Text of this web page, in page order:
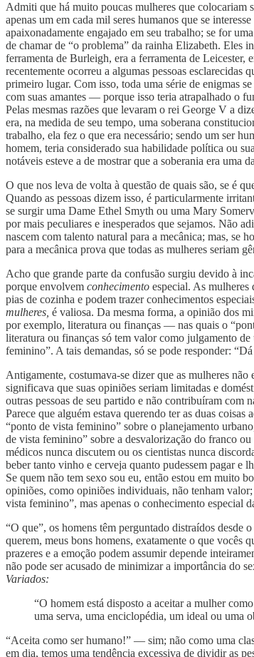
Admiti que há muito poucas mulheres que colocariam
apenas um em cada mil seres humanos que se
apaixonadamente engajado em seu trabalho; se for
de chamar de “o problema” da rainha Elizabeth. Eles
ferramenta de Burleigh, era a ferramenta de Leicester,
recentemente ocorreu a algumas pessoas esclarecidas
primeiro lugar. Com isso, toda uma série de enigmas
com suas amantes — porque isso teria atrapalhado o
Pelas mesmas razões que levaram o rei George V a
era, na medida de seu tempo, uma soberana
trabalho, ela fez o que era necessário; sendo um ser
homem, teria considerado sua habilidade política ou
notáveis esteve a de mostrar que a soberania era uma
O que nos leva de volta à questão de quais são, se é
Quando as pessoas dizem isso, é particularmente
se surgir uma Dame Ethel Smyth ou uma Mary
por mais peculiares e inesperados que sejamos. Não
nascem com talento natural para a mecânica; mas, se
para a mecânica prova que todas as mulheres seriam
Acho que grande parte da confusão surgiu devido à
porque envolvem conhecimento especial. As mulheres
pias de cozinha e podem trazer conhecimentos
mulheres, é valiosa. Da mesma forma, a opinião dos
por exemplo, literatura ou finanças — nas quais o
literatura ou finanças só tem valor como julgamento
feminino”. A tais demandas, só se pode responder:
Antigamente, costumava-se dizer que as mulheres
significava que suas opiniões seriam limitadas e
outras pessoas de seu partido e não contribuíram com
Parece que alguém estava querendo ter as duas
“ponto de vista feminino” sobre o planejamento
de vista feminino” sobre a desvalorização do franco
médicos nunca discutem ou os cientistas nunca
beber tanto vinho e cerveja quanto pudessem pagar e
Se quem não tem sexo sou eu, então estou em muito
opiniões, como opiniões individuais, não tenham
vista feminino”, mas apenas o conhecimento especial
“O que”, os homens têm perguntado distraídos desde
querem, meus bons homens, exatamente o que vocês
prazeres e a emoção podem assumir depende
não pode ser acusado de minimizar a importância do
Variados:
“O homem está disposto a aceitar a mulher
uma serva, uma enciclopédia, um ideal ou uma
“Aceita como ser humano!” — sim; não como uma
em dia, temos uma tendência excessiva de dividir as